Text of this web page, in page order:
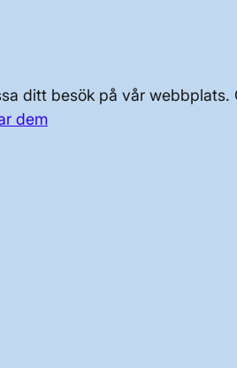
ditt besök på vår
dem